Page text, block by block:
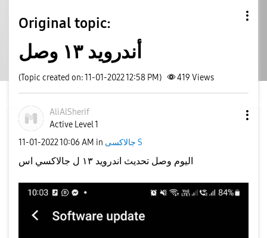
Original topic:
أندرويد ١٣ وصل
(Topic created on: 11-01-2022 12:58 PM) 419 Views
AliAlSherif
Active Level 1
‎11-01-202210:06 AM in جالاكسى S
اليوم وصل تحديث اندرويد ١٣ ل جالاكسي اس